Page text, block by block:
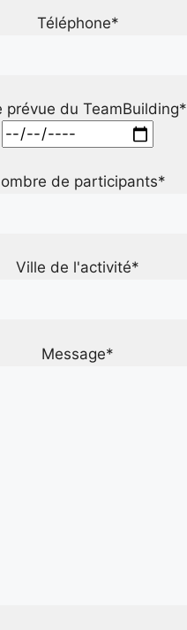
Téléphone*
prévue du TeamBuilding*
de participants*
Ville de l'activité*
Message*